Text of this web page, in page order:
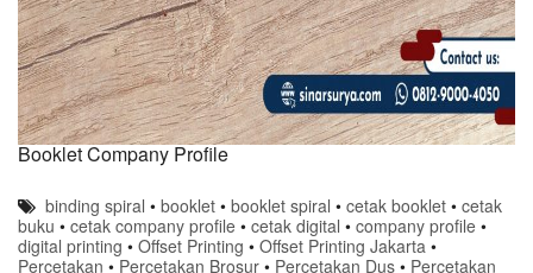
Booklet Company Profile
binding spiral •booklet •booklet spiral •cetak booklet •cetak
buku • cetak company profile • cetak digital • company profile •
digital printing • Offset Printing • Offset Printing Jakarta •
Percetakan • Percetakan Brosur • Percetakan Dus • Percetakan